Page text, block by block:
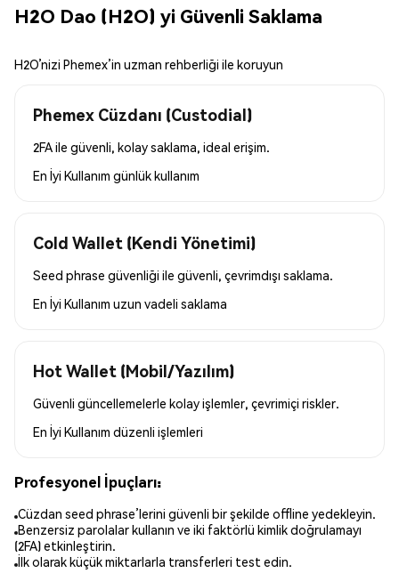
H2O Dao (H2O) yi Güvenli Saklama
H2O’nizi Phemex’in uzman rehberliği ile koruyun
Phemex Cüzdanı (Custodial)
2FA ile güvenli, kolay saklama, ideal erişim.
En İyi Kullanım günlük kullanım
Cold Wallet (Kendi Yönetimi)
Seed phrase güvenliği ile güvenli, çevrimdışı saklama.
En İyi Kullanım uzun vadeli saklama
Hot Wallet (Mobil/Yazılım)
Güvenli güncellemelerle kolay işlemler, çevrimiçi riskler.
En İyi Kullanım düzenli işlemleri
Profesyonel İpuçları:
Cüzdan seed phrase’lerini güvenli bir şekilde offline yedekleyin.
Benzersiz parolalar kullanın ve iki faktörlü kimlik doğrulamayı
(2FA) etkinleştirin.
İlk olarak küçük miktarlarla transferleri test edin.